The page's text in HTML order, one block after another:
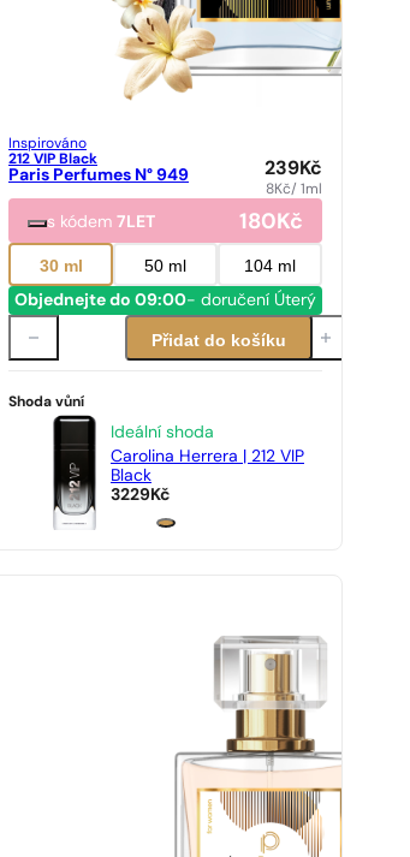
Inspirováno
212 VIP Black
Paris Perfumes N° 949 239Kč
8Kč/ 1ml
s kódem 7LET 180Kč
30 ml 50 ml 104 ml
Objednejte do 09:00- doručení Úterý
Přidat do košíku
Shoda vůní
Ideální shoda
Carolina Herrera | 212 VIP
Black
3229Kč